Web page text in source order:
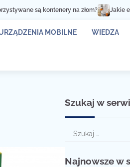
na złom? Jakie elementy
MOBILNE WIEDZA
Szukaj w
Szukaj:
Najnowsze w